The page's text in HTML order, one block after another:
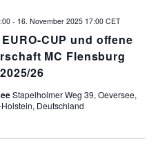
o
CUP und offene
MC Flensburg
2025/26
- 16. November 2025 17:00 CET
Stapelholmer Weg 39, Oeversee,
Deutschland